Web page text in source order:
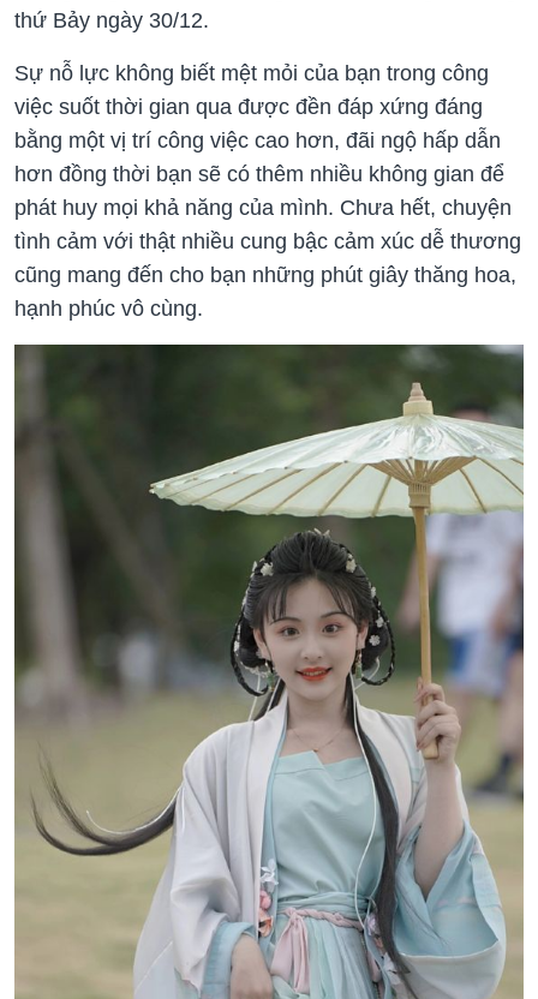
thứ Bảy ngày 30/12.
Sự nỗ lực không biết mệt mỏi của bạn trong công
việc suốt thời gian qua được đền đáp xứng đáng
bằng một vị trí công việc cao hơn, đãi ngộ hấp dẫn
hơn đồng thời bạn sẽ có thêm nhiều không gian để
phát huy mọi khả năng của mình. Chưa hết, chuyện
tình cảm với thật nhiều cung bậc cảm xúc dễ thương
cũng mang đến cho bạn những phút giây thăng hoa,
hạnh phúc vô cùng.